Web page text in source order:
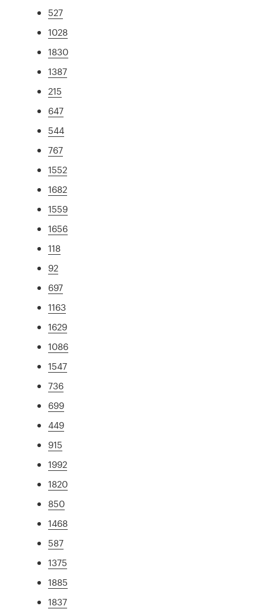
527
1028
1830
1387
215
647
544
767
1552
1682
1559
1656
118
92
697
1163
1629
1086
1547
736
699
449
915
1992
1820
850
1468
587
1375
1885
1837